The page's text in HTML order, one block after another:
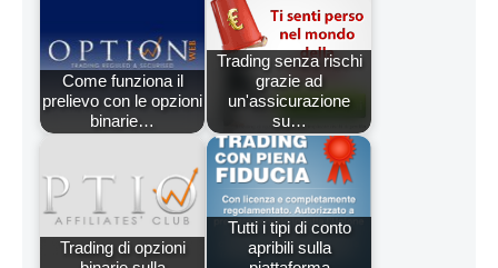
Come funziona il
prelievo con le opzioni
binarie…
Trading senza rischi
grazie ad
un'assicurazione
su…
Trading di opzioni
Tutti i tipi di conto
apribili sulla